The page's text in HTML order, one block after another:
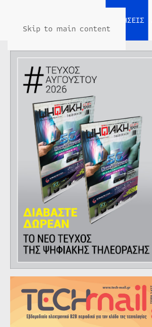
Skip to main content
ΕΙΔΗΣΕΙΣ